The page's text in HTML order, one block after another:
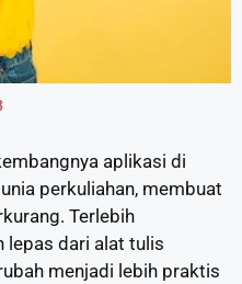
aplikasi di
perkuliahan, membuat
Terlebih
lepas dari alat tulis
menjadi lebih praktis